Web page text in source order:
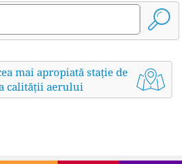
mai apropiată stație de
calității aerului